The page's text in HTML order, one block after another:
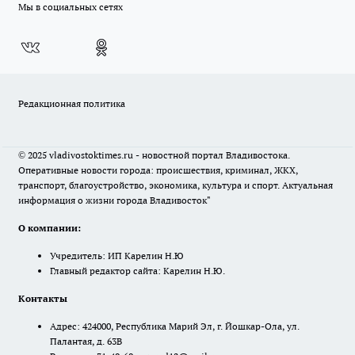
Мы в социальных сетях
Редакционная политика
© 2025 vladivostoktimes.ru - новостной портал Владивостока.
Оперативные новости города: происшествия, криминал, ЖКХ,
транспорт, благоустройство, экономика, культура и спорт. Актуальная
информация о жизни города Владивосток"
О компании:
Учредитель: ИП Карелин Н.Ю
Главный редактор сайта: Карелин Н.Ю.
Контакты
Адрес: 424000, Республика Марий Эл, г. Йошкар-Ола, ул.
Палантая, д. 63В